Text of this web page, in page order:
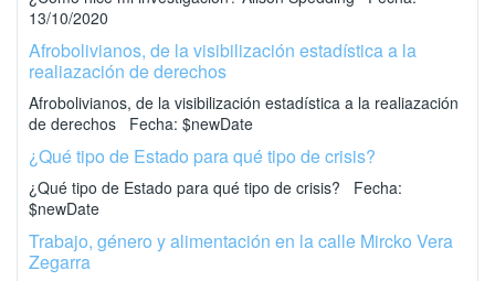
13/10/2020
Afrobolivianos, de la visibilización estadística a la
realiazación de derechos
Afrobolivianos, de la visibilización estadística a la realiazación
de derechos Fecha: $newDate
¿Qué tipo de Estado para qué tipo de crisis?
¿Qué tipo de Estado para qué tipo de crisis? Fecha:
$newDate
Trabajo, género y alimentación en la calle Mircko Vera
Zegarra